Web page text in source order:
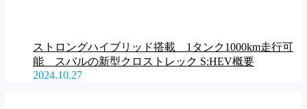
ストロングハイブリッド搭載 1タンク1000km走行可
能 スバルの新型クロストレック S:HEV概要
2024.10.27